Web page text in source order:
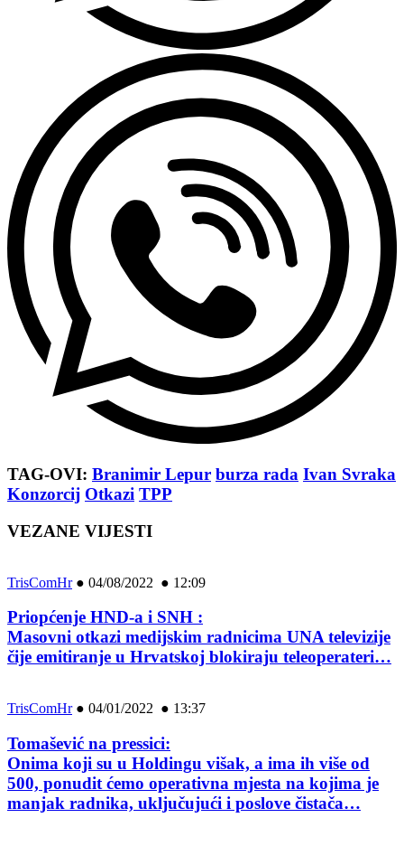
TAG-OVI: Branimir Lepur burza rada Ivan Svraka
Konzorcij Otkazi TPP
VEZANE VIJESTI
TrisComHr● 04/08/2022 ● 12:09
Priopćenje HND-a i SNH :
Masovni otkazi medijskim radnicima UNA televizije
čije emitiranje u Hrvatskoj blokiraju teleoperateri…
TrisComHr● 04/01/2022 ● 13:37
Tomašević na pressici:
Onima koji su u Holdingu višak, a ima ih više od
500, ponudit ćemo operativna mjesta na kojima je
manjak radnika, uključujući i poslove čistača…